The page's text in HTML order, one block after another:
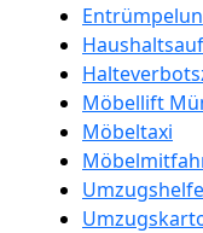
Möbellift
Möbeltaxi